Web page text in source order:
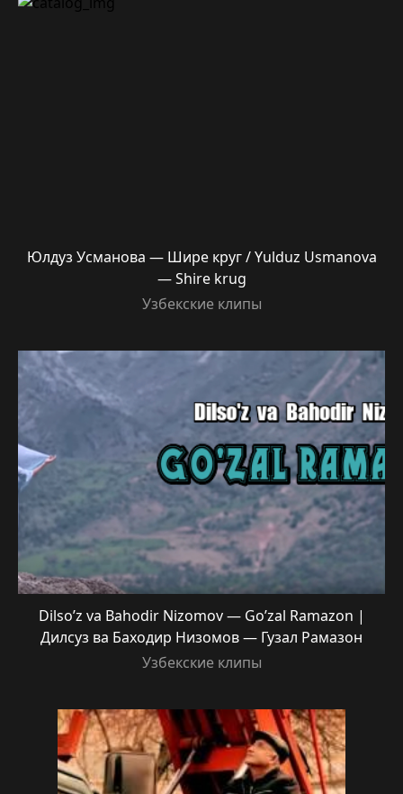
Юлдуз Усманова — Шире круг / Yulduz Usmanova
— Shire krug
Узбекские клипы
Dilso’z va Bahodir Nizomov — Go’zal Ramazon |
Дилсуз ва Баходир Низомов — Гузал Рамазон
Узбекские клипы